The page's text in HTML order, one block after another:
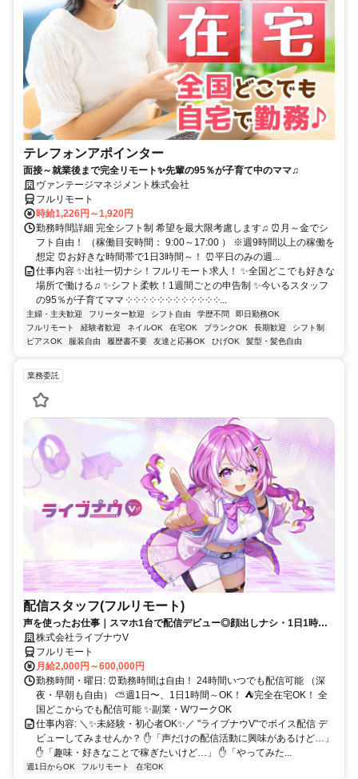
テレフォンアポインター
面接～就業後まで完全リモート✨先輩の95％が子育て中のママ♫
ヴァンテージマネジメント株式会社
フルリモート
時給1,226円～1,920円
勤務時間詳細 完全シフト制 希望を最大限考慮します♫ ⏰月～金でシ
フト自由！ （稼働目安時間： 9:00～17:00 ） ※週9時間以上の稼働を
想定 ⏰お好きな時間帯で1日3時間～！ ⏰平日のみの週...
仕事内容 ✨出社一切ナシ！フルリモート求人！ ✨全国どこでも好きな
場所で働ける♫ ✨シフト柔軟！1週間ごとの申告制 ✨今いるスタッフ
の95％が子育てママ ༶ ༶ ༶ ༶ ༶ ༶ ༶ ༶ ༶ ༶ ༶ ༶...
主婦・主夫歓迎 フリーター歓迎 シフト自由 学歴不問
即日勤務OK
フルリモート
経験者歓迎 ネイルOK 在宅OK ブランクOK 長期歓迎
シフト制
ピアスOK
服装自由 履歴書不要 友達と応募OK ひげOK 髪型・髪色自由
業務委託
配信スタッフ(フルリモート)
声を使ったお仕事｜スマホ1台で配信デビュー◎顔出しナシ・1日1時間
～OK♪
株式会社ライブナウV
フルリモート
月給2,000円～600,000円
勤務時間・曜日: ⏰勤務時間は自由！ 24時間いつでも配信可能 （深
夜・早朝も自由） ⛅週1日〜、1日1時間～OK！ ⛺完全在宅OK！ 全
国どこからでも配信可能 ✨副業・WワークOK
仕事内容: ＼✨未経験・初心者OK✨／ "ライブナウV"でボイス配信 デ
ビューしてみませんか？ ✋「声だけの配信活動に興味があるけど…」
✋「趣味・好きなことで稼ぎたいけど…」 ✋「やってみた...
週1日からOK フルリモート 在宅OK